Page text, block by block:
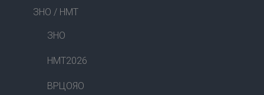
ЗНО / НМТ
ЗНО
НМТ2026
ВРЦОЯО